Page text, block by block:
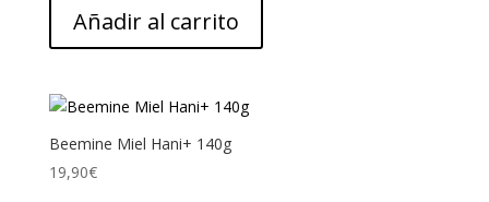
Añadir al carrito
Beemine Miel Hani+ 140g
19,90€